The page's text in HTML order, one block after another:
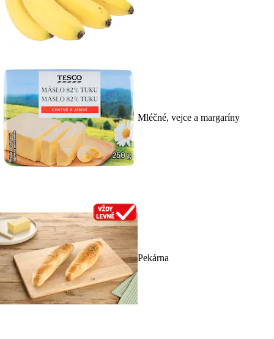
Mléčné, vejce a margaríny
Pekárna